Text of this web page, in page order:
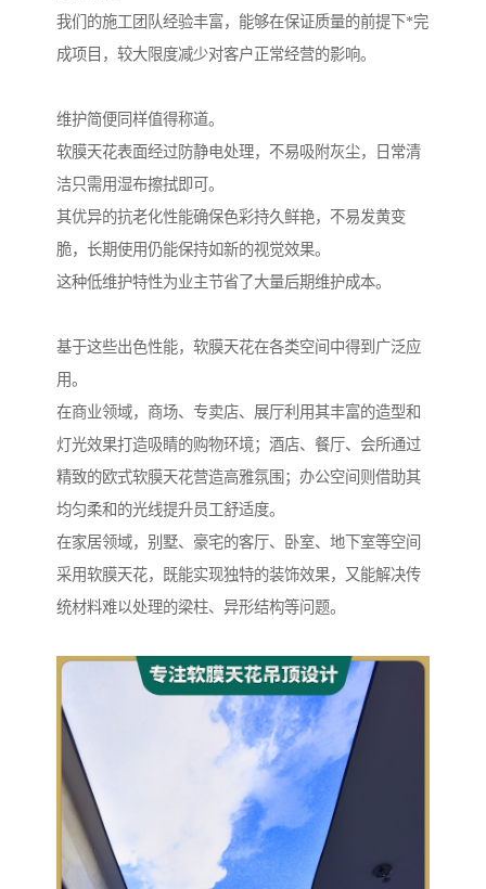
我们的施工团队经验丰富，能够在保证质量的前提下*完
成项目，较大限度减少对客户正常经营的影响。
维护简便同样值得称道。
软膜天花表面经过防静电处理，不易吸附灰尘，日常清
洁只需用湿布擦拭即可。
其优异的抗老化性能确保色彩持久鲜艳，不易发黄变
脆，长期使用仍能保持如新的视觉效果。
这种低维护特性为业主节省了大量后期维护成本。
基于这些出色性能，软膜天花在各类空间中得到广泛应
用。
在商业领域，商场、专卖店、展厅利用其丰富的造型和
灯光效果打造吸睛的购物环境；酒店、餐厅、会所通过
精致的欧式软膜天花营造高雅氛围；办公空间则借助其
均匀柔和的光线提升员工舒适度。
在家居领域，别墅、豪宅的客厅、卧室、地下室等空间
采用软膜天花，既能实现独特的装饰效果，又能解决传
统材料难以处理的梁柱、异形结构等问题。